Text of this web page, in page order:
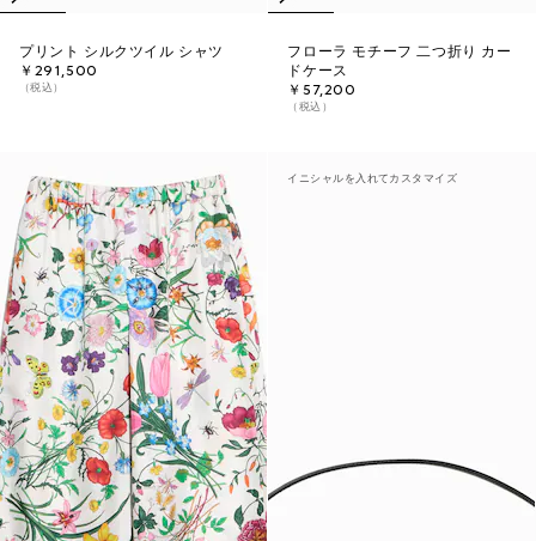
プリント シルクツイル シャツ
￥291,500
（税込）
フローラ モチーフ 二つ折り カー
ドケース
￥57,200
（税込）
イニシャルを入れてカスタマイズ